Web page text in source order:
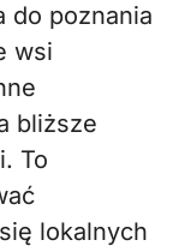
do poznania
wsi
bliższe
To
lokalnych